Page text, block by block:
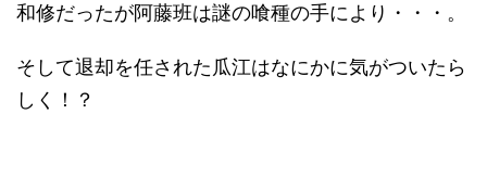
和修だったが阿藤班は謎の喰種の手により・・・。
そして退却を任された瓜江はなにかに気がついたら
しく！？